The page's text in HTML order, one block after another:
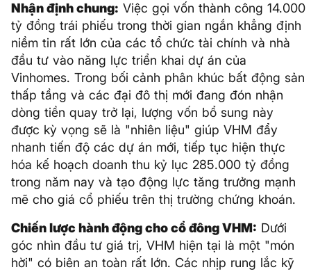
Nhận định chung: Việc gọi vốn thành công 14.000
tỷ đồng trái phiếu trong thời gian ngắn khẳng định
niềm tin rất lớn của các tổ chức tài chính và nhà
đầu tư vào năng lực triển khai dự án của
Vinhomes. Trong bối cảnh phân khúc bất động sản
thấp tầng và các đại đô thị mới đang đón nhận
dòng tiền quay trở lại, lượng vốn bổ sung này
được kỳ vọng sẽ là "nhiên liệu" giúp VHM đẩy
nhanh tiến độ các dự án mới, tiếp tục hiện thực
hóa kế hoạch doanh thu kỷ lục 285.000 tỷ đồng
trong năm nay và tạo động lực tăng trưởng mạnh
mẽ cho giá cổ phiếu trên thị trường chứng khoán.
Chiến lược hành động cho cổ đông VHM: Dưới
góc nhìn đầu tư giá trị, VHM hiện tại là một "món
hời" có biên an toàn rất lớn. Các nhịp rung lắc kỹ